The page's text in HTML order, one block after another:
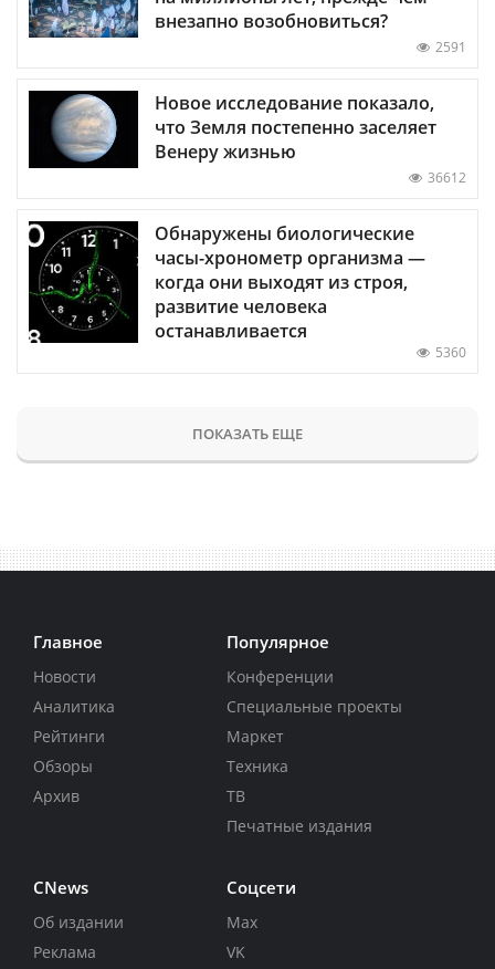
внезапно возобновиться?
2591
Новое исследование показало,
что Земля постепенно заселяет
Венеру жизнью
36612
Обнаружены биологические
часы-хронометр организма —
когда они выходят из строя,
развитие человека
останавливается
5360
ПОКАЗАТЬ ЕЩЕ
Главное
Новости
Аналитика
Рейтинги
Обзоры
Архив
Популярное
Конференции
Специальные проекты
Маркет
Техника
ТВ
Печатные издания
CNews
Об издании
Реклама
Соцсети
Max
VK